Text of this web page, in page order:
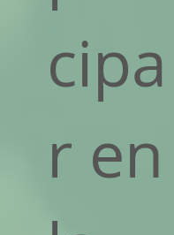
cipa
r en